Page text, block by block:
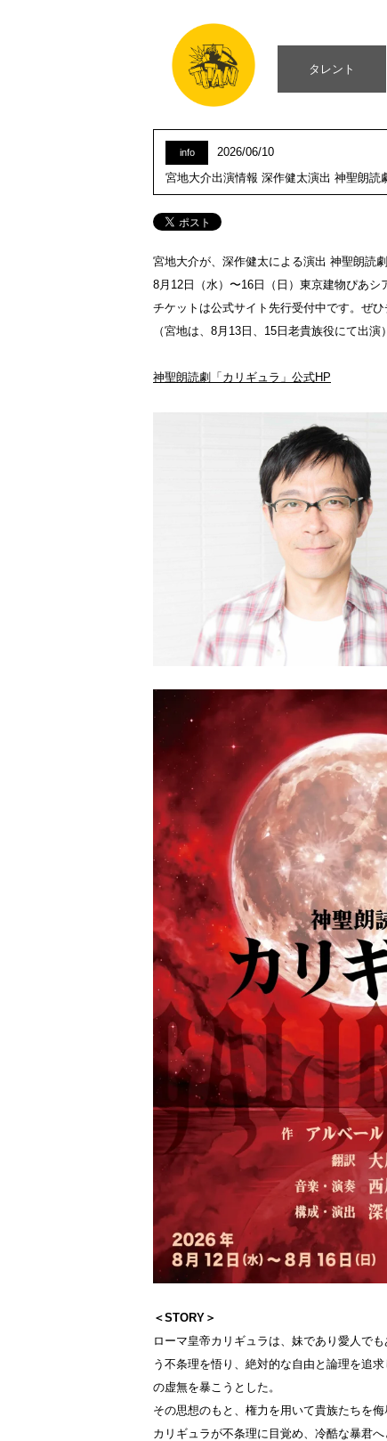
タレント
info
2026/06/10
宮地大介出演情報 深作健太演出 神聖朗読
宮地大介が、深作健太による演出 神聖朗読
8月12日（水）〜16日（日）東京建物ぴあシ
チケットは公式サイト先行受付中です。ぜひ
（宮地は、8月13日、15日老貴族役にて出演）
神聖朗読劇「カリギュラ」公式HP
＜STORY＞
ローマ皇帝カリギュラは、妹であり愛人で
う不条理を悟り、絶対的な自由と論理を追
の虚無を暴こうとした。
その思想のもと、権力を用いて貴族たちを
カリギュラが不条理に目覚め、冷酷な暴君